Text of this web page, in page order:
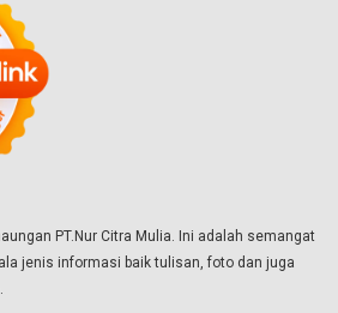
PT.Nur Citra Mulia. Ini adalah semangat
jenis informasi baik tulisan, foto dan juga